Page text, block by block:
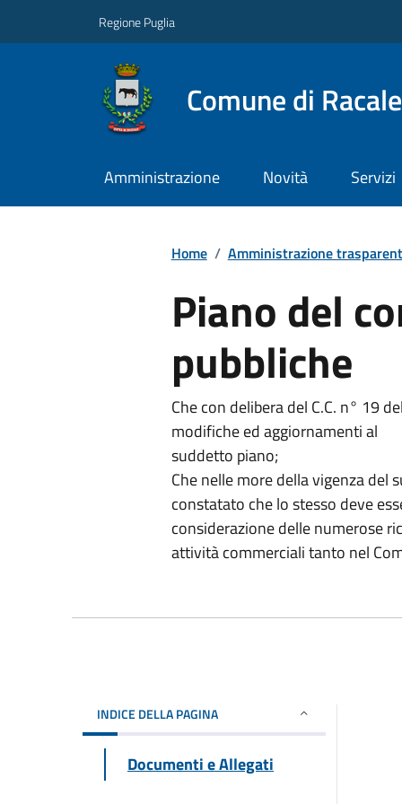
Regione Puglia
Comune di Racale
Amministrazione Novità Servizi
Home / Amministrazione
Piano del
pubbliche
Che con delibera del C.C. n° 19
modifiche ed aggiornamenti al
suddetto piano;
Che nelle more della vigenza del
constatato che lo stesso deve
considerazione delle numerose
attività commerciali tanto nel
INDICE DELLA PAGINA
Documenti e Allegati